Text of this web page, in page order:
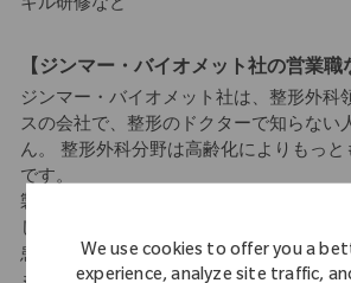
We use cookies to offer you a
experience, analyze site traffic,
【ジンマー・バイオメット社の営業職
ジンマー・バイオメット社は、整形外科
スの会社で、整形のドクターで知らない
ん。 整形外科分野は高齢化によりもっ
です。
製品力・製品数がありますので、患者の
し幅広い提案ができます。また、実際に
患者のQOL向上を叶えられたお話をドク